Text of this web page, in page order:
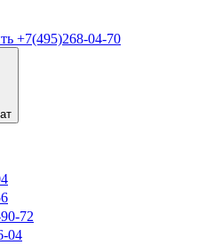
+7(495)268-04-70
72
04